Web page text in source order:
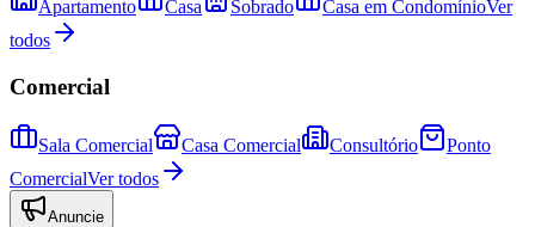
Apartamento Casa Sobrado Casa em CondomínioVer
todos
Comercial
Sala Comercial Casa Comercial Consultório
Ponto
ComercialVer todos
Anuncie